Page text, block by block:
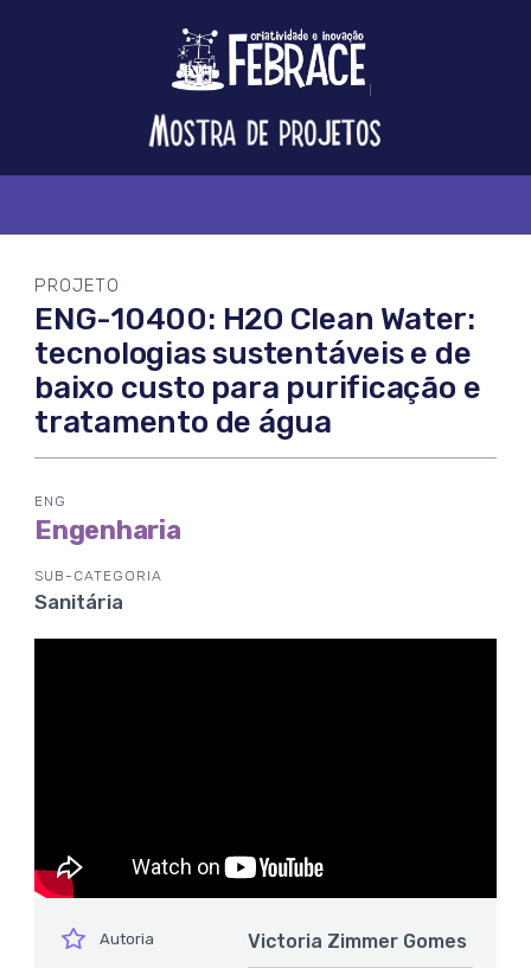
Logo
FEBRACE
Feira
Brasileira
Ciência
PROJETO
ENG-10400: H2O Clean Water:
tecnologias sustentáveis e de
baixo custo para purificação e
tratamento de água
ENG
Engenharia
SUB-CATEGORIA
Sanitária
íconeAutoria
Victoria Zimmer Gomes